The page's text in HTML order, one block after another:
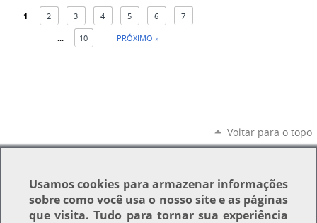
1 2 3 4 5 6 7
... 10 PRÓXIMO »
Voltar para o topo
Usamoscookies para armazenar informações
sobre como você usa o nosso site e as páginas
que visita. Tudo para tornar sua experiência